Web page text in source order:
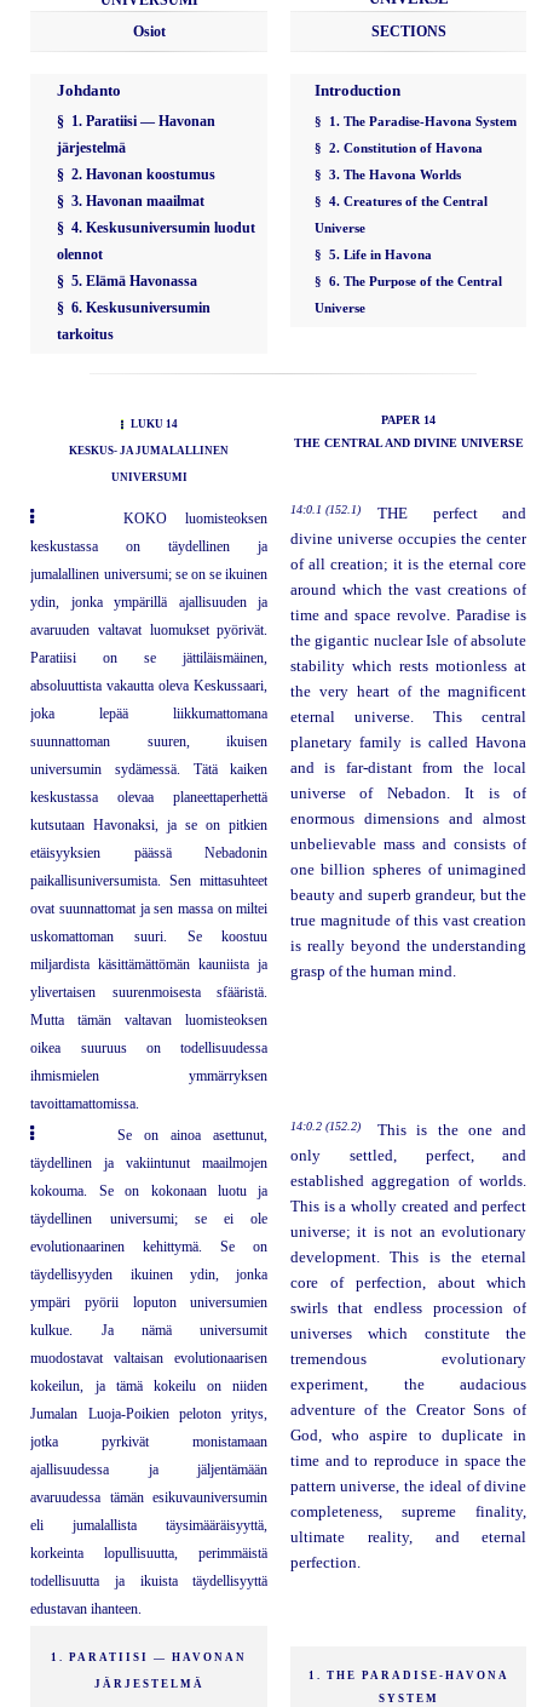
Osiot
Johdanto
§ 1. Paratiisi — Havonan
järjestelmä
§ 2. Havonan koostumus
§ 3. Havonan maailmat
§ 4. Keskusuniversumin luodut
olennot
§ 5. Elämä Havonassa
§ 6. Keskusuniversumin
tarkoitus
SECTIONS
Introduction
§ 1. The Paradise-Havona System
§ 2. Constitution of Havona
§ 3. The Havona Worlds
§ 4. Creatures of the Central
Universe
§ 5. Life in Havona
§ 6. The Purpose of the Central
Universe
LUKU 14
KESKUS- JA JUMALALLINEN
UNIVERSUMI
PAPER 14
THE CENTRAL AND DIVINE UNIVERSE
KOKO luomisteoksen
keskustassa on täydellinen ja
jumalallinen universumi; se on se ikuinen
ydin, jonka ympärillä ajallisuuden ja
avaruuden valtavat luomukset pyörivät.
Paratiisi on se jättiläismäinen,
absoluuttista vakautta oleva Keskussaari,
joka lepää liikkumattomana
suunnattoman suuren, ikuisen
universumin sydämessä. Tätä kaiken
keskustassa olevaa planeettaperhettä
kutsutaan Havonaksi, ja se on pitkien
etäisyyksien päässä Nebadonin
paikallisuniversumista. Sen mittasuhteet
ovat suunnattomat ja sen massa on miltei
uskomattoman suuri. Se koostuu
miljardista käsittämättömän kauniista ja
ylivertaisen suurenmoisesta sfääristä.
Mutta tämän valtavan luomisteoksen
oikea suuruus on todellisuudessa
ihmismielen ymmärryksen
tavoittamattomissa.
14:0.1 (152.1)
THE perfect and
divine universe occupies the center
of all creation; it is the eternal core
around which the vast creations of
time and space revolve. Paradise is
the gigantic nuclear Isle of absolute
stability which rests motionless at
the very heart of the magnificent
eternal universe. This central
planetary family is called Havona
and is far-distant from the local
universe of Nebadon. It is of
enormous dimensions and almost
unbelievable mass and consists of
one billion spheres of unimagined
beauty and superb grandeur, but the
true magnitude of this vast creation
is really beyond the understanding
grasp of the human mind.
Se on ainoa asettunut,
täydellinen ja vakiintunut maailmojen
kokouma. Se on kokonaan luotu ja
täydellinen universumi; se ei ole
evolutionaarinen kehittymä. Se on
täydellisyyden ikuinen ydin, jonka
ympäri pyörii loputon universumien
kulkue. Ja nämä universumit
muodostavat valtaisan evolutionaarisen
kokeilun, ja tämä kokeilu on niiden
Jumalan Luoja-Poikien peloton yritys,
jotka pyrkivät monistamaan
ajallisuudessa ja jäljentämään
avaruudessa tämän esikuvauniversumin
eli jumalallista täysimääräisyyttä,
korkeinta lopullisuutta, perimmäistä
todellisuutta ja ikuista täydellisyyttä
edustavan ihanteen.
14:0.2 (152.2)
This is the one and
only settled, perfect, and
established aggregation of worlds.
This is a wholly created and perfect
universe; it is not an evolutionary
development. This is the eternal
core of perfection, about which
swirls that endless procession of
universes which constitute the
tremendous evolutionary
experiment, the audacious
adventure of the Creator Sons of
God, who aspire to duplicate in
time and to reproduce in space the
pattern universe, the ideal of divine
completeness, supreme finality,
ultimate reality, and eternal
perfection.
1. PARATIISI — HAVONAN
JÄRJESTELMÄ
1. THE PARADISE-HAVONA
SYSTEM